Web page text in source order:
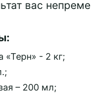
вас
«Терн» - 2 кг;
– 200 мл;